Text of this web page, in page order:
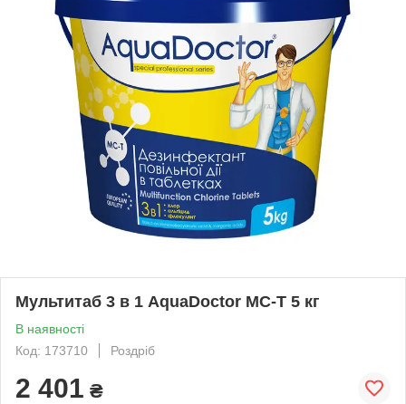
Мультитаб 3 в 1 AquaDoctor MC-T 5 кг
В наявності
Код: 173710
Роздріб
2 401 ₴